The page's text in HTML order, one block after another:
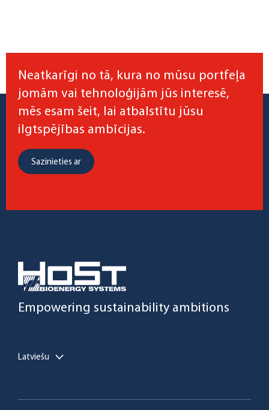
Neatkarīgi no tā, kura no mūsu portfeļa
jomām vai tehnoloģijām jūs interesē,
mēs esam šeit, lai atbalstītu jūsu
ilgtspējības ambīcijas.
Sazinieties ar
Empowering sustainability ambitions
Latviešu